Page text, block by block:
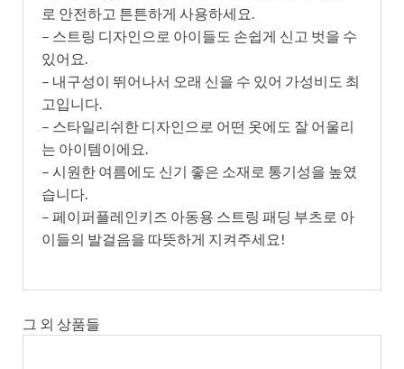
로 안전하고 튼튼하게 사용하세요.
– 스트링 디자인으로 아이들도 손쉽게 신고 벗을 수
있어요.
– 내구성이 뛰어나서 오래 신을 수 있어 가성비도 최
고입니다.
– 스타일리쉬한 디자인으로 어떤 옷에도 잘 어울리
는 아이템이에요.
– 시원한 여름에도 신기 좋은 소재로 통기성을 높였
습니다.
– 페이퍼플레인키즈 아동용 스트링 패딩 부츠로 아
이들의 발걸음을 따뜻하게 지켜주세요!
그 외 상품들